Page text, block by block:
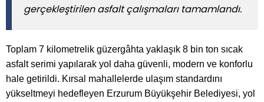
gerçekleştirilen asfalt çalışmaları tamamlandı.
Toplam 7 kilometrelik güzergâhta yaklaşık 8 bin ton sıcak
asfalt serimi yapılarak yol daha güvenli, modern ve konforlu
hale getirildi. Kırsal mahallelerde ulaşım standardını
yükseltmeyi hedefleyen Erzurum Büyükşehir Belediyesi, yol